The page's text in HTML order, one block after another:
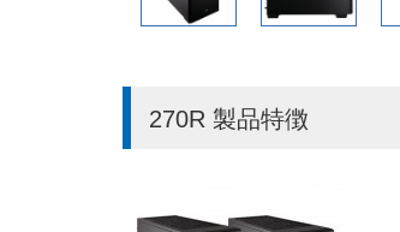
270R 製品特徴